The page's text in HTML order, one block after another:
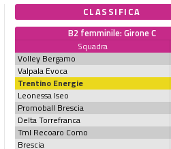
CLASSIFICA
B2 femminile: Girone C
Squadra
Volley Bergamo
Valpala Evoca
Trentino Energie
Leonessa Iseo
Promoball Brescia
Delta Torrefranca
Tml Recoaro Como
Brescia